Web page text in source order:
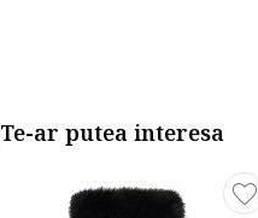
Te-ar putea interesa